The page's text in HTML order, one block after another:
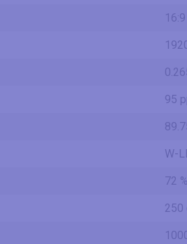
16:9
95
W-
72 %
250